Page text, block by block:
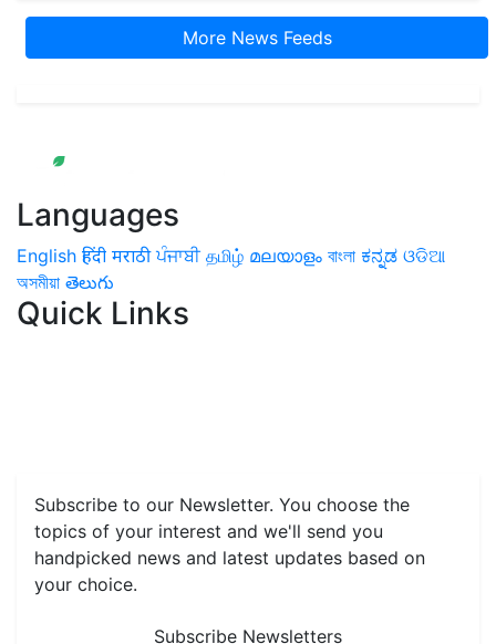
More News Feeds
Languages
English हिंदी मराठी ਪੰਜਾਬੀ தமிழ் മലയാളം বাংলা ಕನ್ನಡ ଓଡିଆ
অসমীয়া తెలుగు
Quick Links
Subscribe to our Newsletter. You choose the
topics of your interest and we'll send you
handpicked news and latest updates based on
your choice.
Subscribe Newsletters